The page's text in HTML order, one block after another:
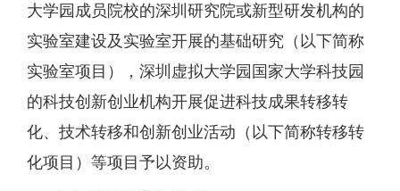
大学园成员院校的深圳研究院或新型研发机构的
实验室建设及实验室开展的基础研究（以下简称
实验室项目）
， 深圳虚拟大学园国家大学科技园
的科技创新创业机构开展促进科技成果转移转
化、技术转移和创新创业活动（以下简称转移转
化项目）等项目予以资助。